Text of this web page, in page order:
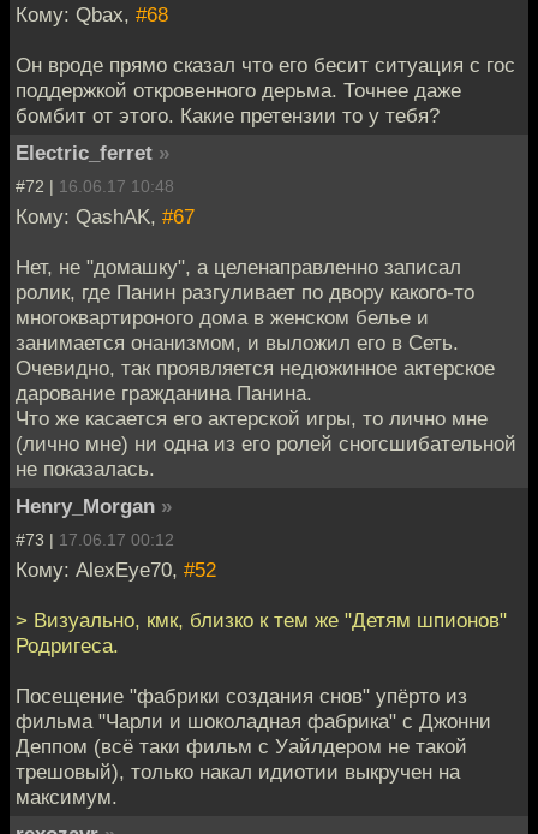
Кому: Qbax, #68
Он вроде прямо сказал что его бесит ситуация с гос
поддержкой откровенного дерьма. Точнее даже
бомбит от этого. Какие претензии то у тебя?
Electric_ferret »
#72 | 16.06.17 10:48
Кому: QashAK, #67
Нет, не "домашку", а целенаправленно записал
ролик, где Панин разгуливает по двору какого-то
многоквартироного дома в женском белье и
занимается онанизмом, и выложил его в Сеть.
Очевидно, так проявляется недюжинное актерское
дарование гражданина Панина.
Что же касается его актерской игры, то лично мне
(лично мне) ни одна из его ролей сногсшибательной
не показалась.
Henry_Morgan »
#73 | 17.06.17 00:12
Кому: AlexEye70, #52
> Визуально, кмк, близко к тем же "Детям шпионов"
Родригеса.
Посещение "фабрики создания снов" упёрто из
фильма "Чарли и шоколадная фабрика" с Джонни
Деппом (всё таки фильм с Уайлдером не такой
трешовый), только накал идиотии выкручен на
максимум.